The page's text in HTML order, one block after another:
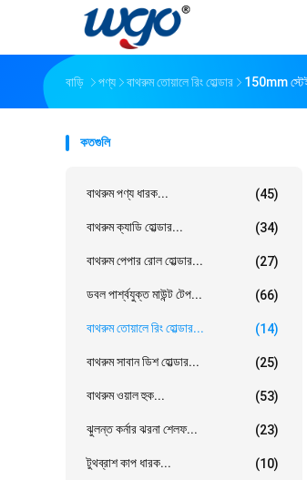
বাড়ি পণ্য বাথরুম তোয়ালে রিং হোল্ডার 150mm
কতগুলি
বাথরুম পণ্য ধারক... (45)
বাথরুম ক্যাডি হোল্ডার... (34)
বাথরুম পেপার রোল হোল্ডার... (27)
ডবল পার্শ্বযুক্ত মাউন্ট টেপ... (66)
বাথরুম তোয়ালে রিং হোল্ডার... (14)
বাথরুম সাবান ডিশ হোল্ডার... (25)
বাথরুম ওয়াল হুক... (53)
ঝুলন্ত কর্নার ঝরনা শেলফ... (23)
টুথব্রাশ কাপ ধারক... (10)